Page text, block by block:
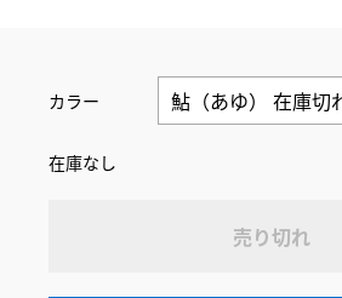
カラー
在庫なし
売り切れ